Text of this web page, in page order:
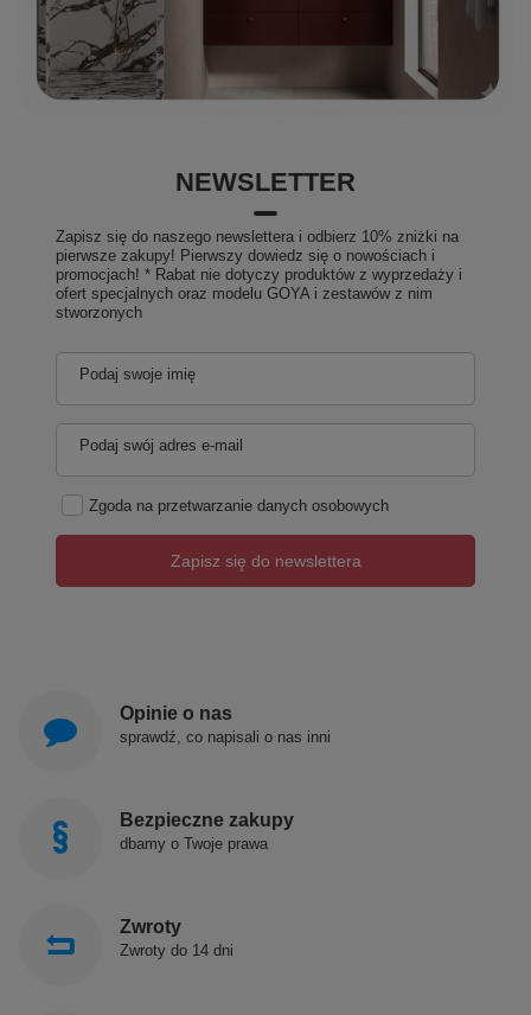
NEWSLETTER
Zapisz się do naszego newslettera i odbierz 10% zniżki na
pierwsze zakupy! Pierwszy dowiedz się o nowościach i
promocjach! * Rabat nie dotyczy produktów z wyprzedaży i
ofert specjalnych oraz modelu GOYA i zestawów z nim
stworzonych
Podaj swoje imię
Podaj swój adres e-mail
Zgoda na przetwarzanie danych osobowych
Zapisz się do newslettera
Opinie o nas
sprawdź, co napisali o nas inni
Bezpieczne zakupy
dbamy o Twoje prawa
Zwroty
Zwroty do 14 dni